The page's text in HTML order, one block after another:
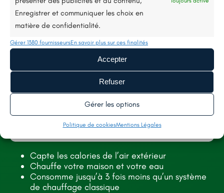
Enregistrer et communiquer les choix en
matière de confidentialité.
Gérer 1380 fournisseursEn savoir plus sur ces finalités
Accepter
Refuser
Gérer les options
Politique de cookiesMentions Légales
d’une toiture de maison avec le changement d’un
faîtage à Noyant-Villages (49).
Vous souhaitez faire la rénovation de votre toiture
avec le changement d’un faîtage à Noyant-
Villages ou ses alentours ? N’hésitez pas à nous
contactez avec le formulaire en bas de page ou
via nos coordonnées sur le site.
Découvrez ci-dessous sans plus tarder les photos
du chantier.
Capte les calories de l’air extérieur
Chauffe votre maison et votre eau
Consomme jusqu’à 3 fois moins qu’un système
de chauffage classique